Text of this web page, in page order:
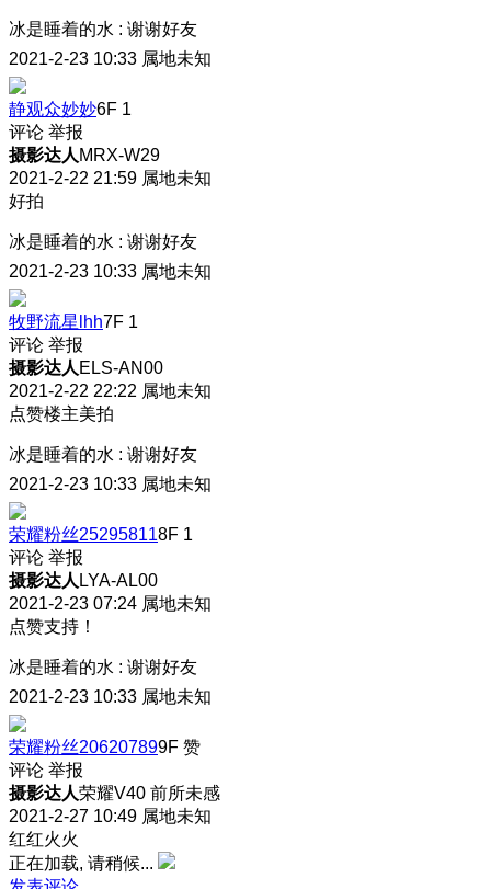
冰是睡着的水 : 谢谢好友
2021-2-23 10:33 属地未知
静观众妙妙6F 1
评论 举报
摄影达人 MRX-W29
2021-2-22 21:59 属地未知
好拍
冰是睡着的水 : 谢谢好友
2021-2-23 10:33 属地未知
牧野流星lhh7F 1
评论 举报
摄影达人 ELS-AN00
2021-2-22 22:22 属地未知
点赞楼主美拍
冰是睡着的水 : 谢谢好友
2021-2-23 10:33 属地未知
荣耀粉丝252958118F 1
评论 举报
摄影达人 LYA-AL00
2021-2-23 07:24 属地未知
点赞支持！
冰是睡着的水 : 谢谢好友
2021-2-23 10:33 属地未知
荣耀粉丝206207899F 赞
评论 举报
摄影达人荣耀V40 前所未感
2021-2-27 10:49 属地未知
红红火火
正在加载, 请稍候...